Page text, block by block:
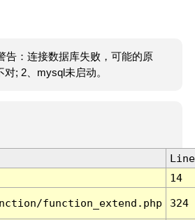
告：连接数据库失败，可能的原
; 2、mysql未启动。
Line
14
function_extend.php 324